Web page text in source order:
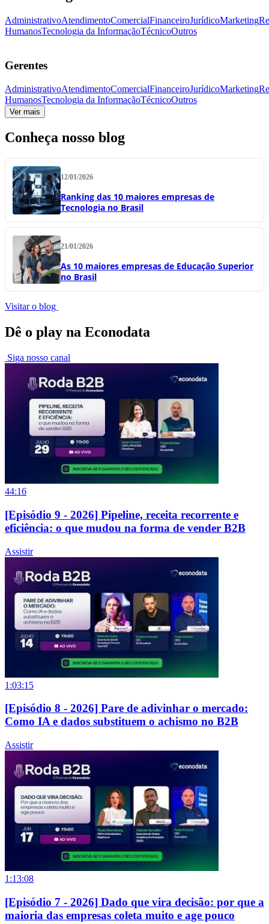
AdministrativoAtendimentoComercialFinanceiroJurídicoMarketing
HumanosTecnologia da InformaçãoTécnicoOutros
Gerentes
AdministrativoAtendimentoComercialFinanceiroJurídicoMarketing
HumanosTecnologia da InformaçãoTécnicoOutros
Ver mais
Conheça nosso blog
12/01/2026
Ranking das 10 maiores empresas de
Tecnologia no Brasil
21/01/2026
As 10 maiores empresas de Educação Superior
no Brasil
Visitar o blog
Dê o play na Econodata
Siga nosso canal
44:16
[Episódio 9 - 2026] Pipeline, receita recorrente e
eficiência: o que mudou na forma de vender B2B
Assistir
1:03:15
[Episódio 8 - 2026] Pare de adivinhar o mercado:
Como IA e dados substituem o achismo no B2B
Assistir
1:13:08
[Episódio 7 - 2026] Dado que vira decisão: por que a
maioria das empresas coleta muito e age pouco